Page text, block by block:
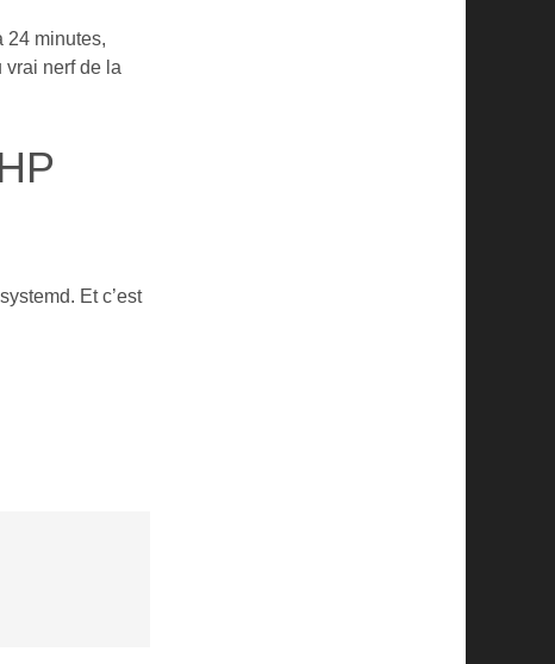
24 minutes,
vrai nerf de la
Et c’est